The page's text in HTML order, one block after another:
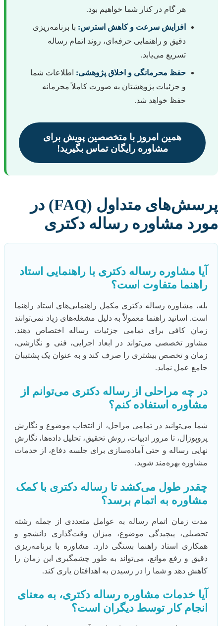
هر گام در کنار شما خواهیم بود.
افزایش سرعت و کاهش استرس: با برنامه‌ریزی
دقیق و راهنمایی حرفه‌ای، روند اتمام رساله
تسریع می‌یابد.
حفظ محرمانگی و اخلاق پژوهشی: اطلاعات شما
و جزئیات پژوهشتان به صورت کاملاً محرمانه
حفظ خواهد شد.
همین امروز با متخصصین پویش برای
مشاوره رایگان تماس بگیرید!
پرسش‌های متداول (FAQ) در
مورد مشاوره رساله دکتری
آیا مشاوره رساله دکتری با راهنمایی استاد
راهنما متفاوت است؟
بله، مشاوره رساله دکتری مکمل راهنمایی‌های استاد راهنما
است. اساتید راهنما معمولاً به دلیل مشغله‌های زیاد نمی‌توانند
زمان کافی برای تمامی جزئیات رساله اختصاص دهند.
مشاور تخصصی می‌تواند در ابعاد اجرایی، فنی و نگارشی،
زمان و تخصص بیشتری را صرف کند و به عنوان یک پشتیبان
جامع عمل نماید.
در چه مراحلی از رساله دکتری می‌توانم از
مشاوره استفاده کنم؟
شما می‌توانید در تمامی مراحل، از انتخاب موضوع و نگارش
پروپوزال، تا مرور ادبیات، روش تحقیق، تحلیل داده‌ها، نگارش
نهایی رساله و حتی آماده‌سازی برای جلسه دفاع، از خدمات
مشاوره بهره‌مند شوید.
چقدر طول می‌کشد تا رساله دکتری با کمک
مشاوره به اتمام برسد؟
مدت زمان اتمام رساله به عوامل متعددی از جمله رشته
تحصیلی، پیچیدگی موضوع، میزان وقت‌گذاری دانشجو و
همکاری استاد راهنما بستگی دارد. مشاوره با برنامه‌ریزی
دقیق و رفع موانع، می‌تواند به طور چشمگیری این زمان را
کاهش دهد و شما را در رسیدن به اهدافتان یاری کند.
آیا خدمات مشاوره رساله دکتری، به معنای
انجام کار توسط دیگران است؟